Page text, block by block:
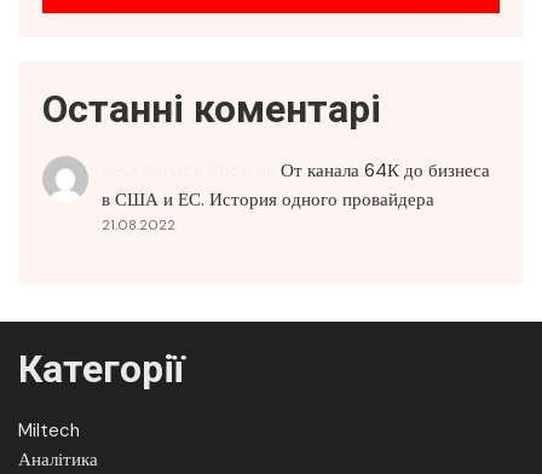
Останні коментарі
От канала 64К до бизнеса
в США и ЕС. История одного провайдера
21.08.2022
Категорії
Miltech
Аналітика